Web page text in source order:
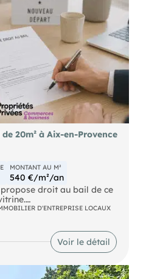
20m² à Aix-en-Provence
MONTANT AU M²
540 €/m²/an
à deux pas du Cours
D'ENTREPRISE LOCAUX
Voir le détail